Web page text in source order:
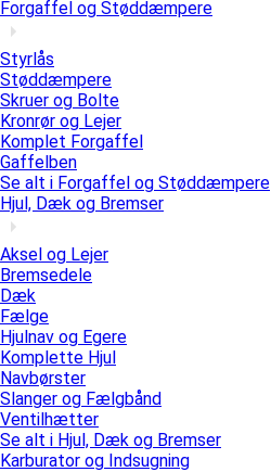
Forgaffel og Støddæmpere
Styrlås
Støddæmpere
Skruer og Bolte
Kronrør og Lejer
Komplet Forgaffel
Gaffelben
Se alt i Forgaffel og Støddæmpere
Hjul, Dæk og Bremser
Aksel og Lejer
Bremsedele
Dæk
Fælge
Hjulnav og Egere
Komplette Hjul
Navbørster
Slanger og Fælgbånd
Ventilhætter
Se alt i Hjul, Dæk og Bremser
Karburator og Indsugning